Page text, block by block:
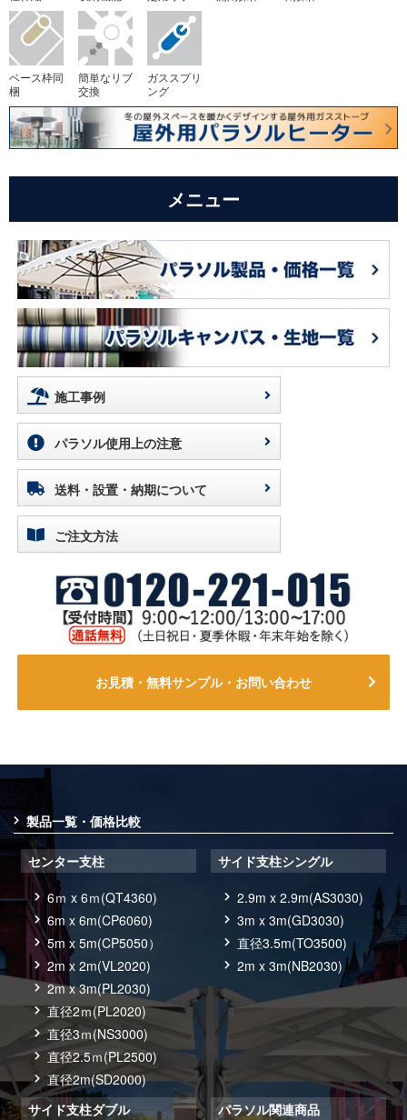
ベース枠同
梱
簡単なリブ
交換
ガススプリ
ング
メニュー
施工事例
パラソル使用上の注意
送料・設置・納期について
ご注文方法
お見積・無料サンプル・お問い合わせ
製品一覧・価格比較
センター支柱
6ｍ x 6ｍ(QT4360)
6m x 6m(CP6060)
5m x 5m(CP5050）
2m x 2m(VL2020)
2m x 3m(PL2030)
直径2ｍ(PL2020)
直径3ｍ(NS3000)
直径2.5ｍ(PL2500)
直径2m(SD2000)
サイド支柱シングル
2.9m x 2.9m(AS3030)
3m x 3m(GD3030)
直径3.5m(TO3500)
2m x 3m(NB2030)
サイド支柱ダブル
パラソル関連商品